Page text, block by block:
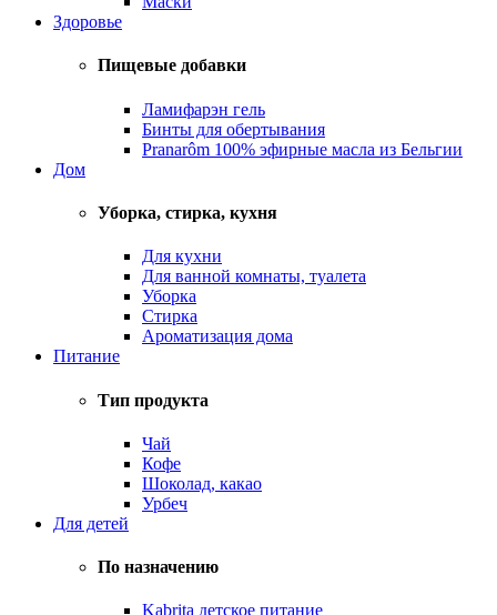
Здоровье
Пищевые добавки
Ламифарэн гель
Бинты для обертывания
Pranarôm 100% эфирные масла из Бельгии
Дом
Уборка, стирка, кухня
Для кухни
Для ванной комнаты, туалета
Уборка
Стирка
Ароматизация дома
Питание
Тип продукта
Чай
Кофе
Шоколад, какао
Урбеч
Для детей
По назначению
Kabrita детское питание